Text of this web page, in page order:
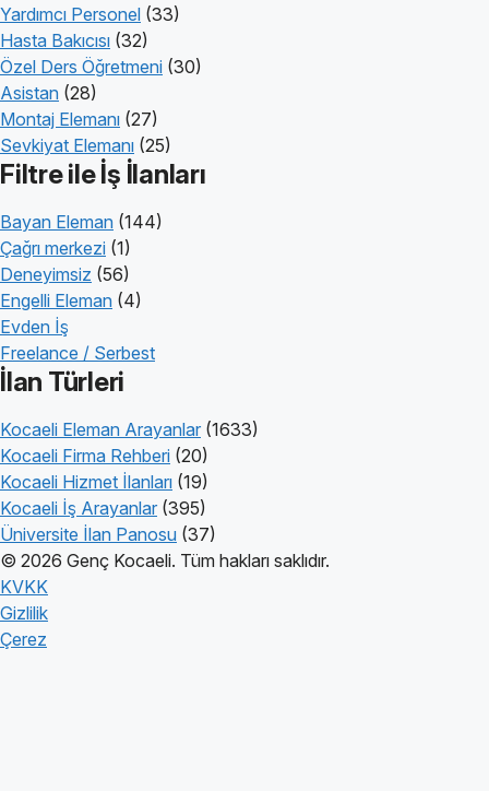
Yardımcı Personel (33)
Hasta Bakıcısı (32)
Özel Ders Öğretmeni (30)
Asistan (28)
Montaj Elemanı (27)
Sevkiyat Elemanı (25)
Filtre ile İş İlanları
Bayan Eleman (144)
Çağrı merkezi (1)
Deneyimsiz (56)
Engelli Eleman (4)
Evden İş
Freelance / Serbest
İlan Türleri
Kocaeli Eleman Arayanlar (1633)
Kocaeli Firma Rehberi (20)
Kocaeli Hizmet İlanları (19)
Kocaeli İş Arayanlar (395)
Üniversite İlan Panosu (37)
© 2026 Genç Kocaeli. Tüm hakları saklıdır.
KVKK
Gizlilik
Çerez